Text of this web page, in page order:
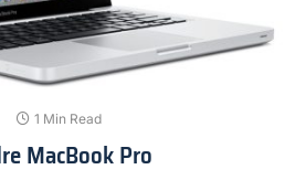
1 Min Read
MacBook Pro